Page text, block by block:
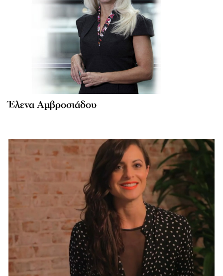
Έλενα Αμβροσιάδου